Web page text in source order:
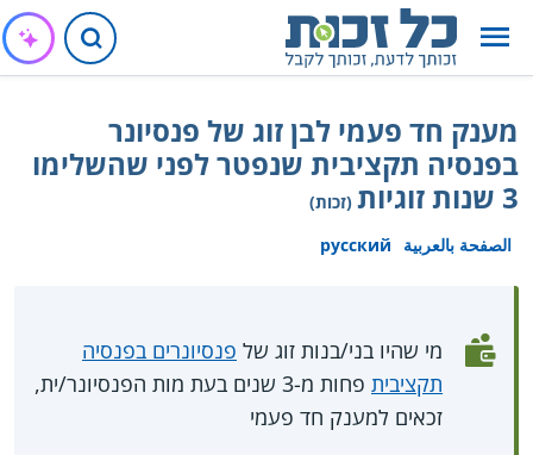
מענק חד פעמי לבן זוג של פנסיונר
בפנסיה תקציבית שנפטר לפני שהשלימו
3 שנות זוגיות
(זכות)
الصفحة بالعربية
русский
מי שהיו בני/בנות זוג של פנסיונרים בפנסיה
תקציבית
פחות מ-3 שנים בעת מות הפנסיונר/ית,
זכאים למענק חד פעמי